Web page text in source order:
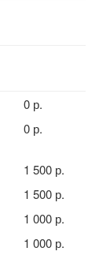
0 р.
0 р.
1 500 р.
1 500 р.
1 000 р.
1 000 р.